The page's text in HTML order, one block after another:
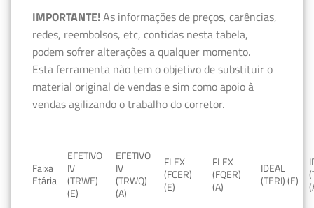
IMPORTANTE!As informações de preços, carências,
redes, reembolsos, etc, contidas nesta tabela,
podem sofrer alterações a qualquer momento.
Esta ferramenta não tem o objetivo de substituir o
material original de vendas e sim como apoio à
vendas agilizando o trabalho do corretor.
Faixa
Etária
EFETIVO
IV
(TRWE)
(E)
EFETIVO
IV
(TRWQ)
(A)
FLEX
(FCER)
(E)
FLEX
(FQER)
(A)
IDEAL
(TERI) (E)